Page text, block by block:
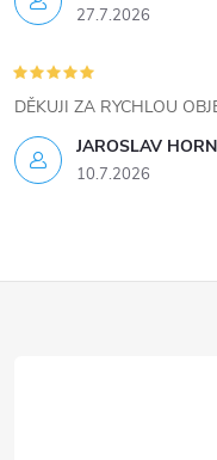
27.7.2026
JAROSLAV
10.7.2026
DĚKUJI ZA RYCHLOU